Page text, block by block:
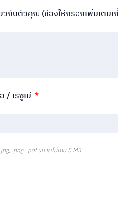
วกับตัวคุณ (ช่องให้กรอกเพิ่มเติมเ
/ เรซูเม่
.png, .pdf ขนาดไม่เกิน 5 MB